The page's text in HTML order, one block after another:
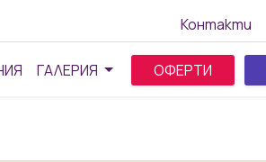
Контакти
ГАЛЕРИЯ ОФЕРТИ